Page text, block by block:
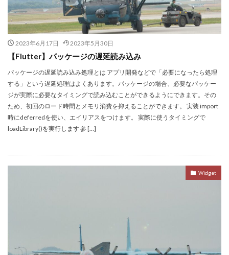
2023年6月17日 2023年5月30日
【Flutter】パッケージの遅延読み込み
パッケージの遅延読み込み処理とは アプリ開発などで「必要になったら処理
する」という遅延処理はよくあります。パッケージの場合、必要なパッケー
ジが実際に必要なタイミングで読み込むことができるようにできます。その
ため、初回のロード時間とメモリ消費を抑えることができます。 実装 import
時にdeferredを使い、エイリアスをつけます。 実際に使うタイミングで
loadLibrary()を実行します 参 […]
Widget